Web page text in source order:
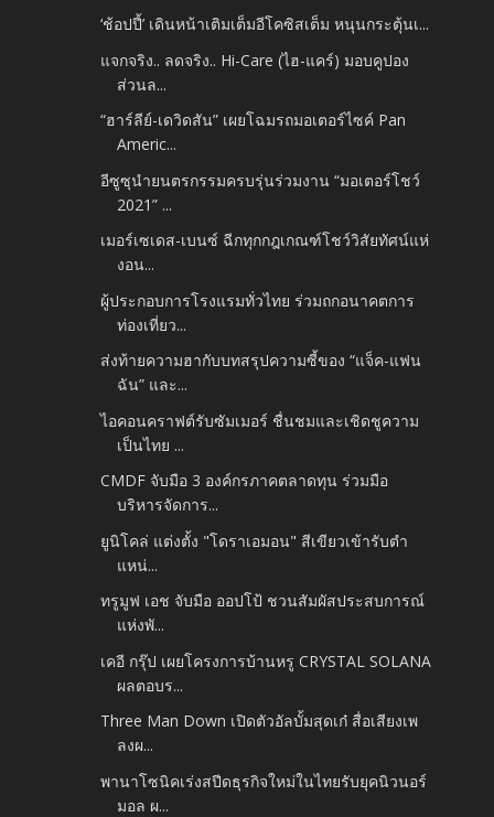
‘ช้อปปี้’ เดินหน้าเติมเต็มอีโคซิสเต็ม หนุนกระตุ้นเ...
แจกจริง.. ลดจริง.. Hi-Care (ไฮ-แคร์) มอบคูปอง
ส่วนล...
“ฮาร์ลีย์-เดวิดสัน” เผยโฉมรถมอเตอร์ไซค์ Pan
Americ...
อีซูซุนำยนตรกรรมครบรุ่นร่วมงาน “มอเตอร์โชว์
2021” ...
เมอร์เซเดส-เบนซ์ ฉีกทุกกฎเกณฑ์โชว์วิสัยทัศน์แห่
งอน...
ผู้ประกอบการโรงแรมทั่วไทย ร่วมถกอนาคตการ
ท่องเที่ยว...
ส่งท้ายความฮากับบทสรุปความซี้ของ “แจ็ค-แฟน
ฉัน” และ...
ไอคอนคราฟต์รับซัมเมอร์ ชื่นชมและเชิดชูความ
เป็นไทย ...
CMDF จับมือ 3 องค์กรภาคตลาดทุน ร่วมมือ
บริหารจัดการ...
ยูนิโคล่ แต่งตั้ง "โดราเอมอน" สีเขียวเข้ารับตำ
แหน่...
ทรูมูฟ เอช จับมือ ออปโป้ ชวนสัมผัสประสบการณ์
แห่งพั...
เคอี กรุ๊ป เผยโครงการบ้านหรู CRYSTAL SOLANA
ผลตอบร...
Three Man Down เปิดตัวอัลบั้มสุดเก๋ สื่อเสียงเพ
ลงผ...
พานาโซนิคเร่งสปีดธุรกิจใหม่ในไทยรับยุคนิวนอร์
มอล ผ...